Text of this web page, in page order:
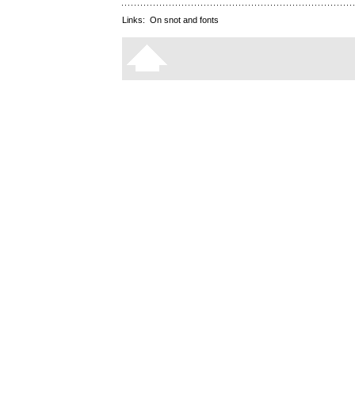
Links: On snot and fonts